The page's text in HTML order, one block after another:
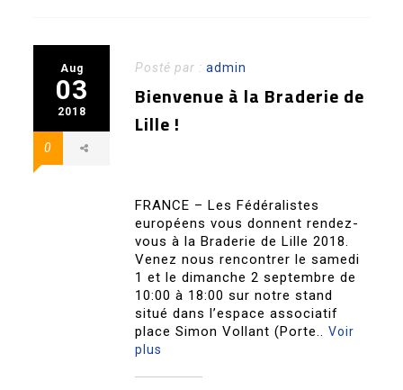
Aug
03
2018
0
Posté par :admin
Bienvenue à la Braderie de
Lille !
FRANCE – Les Fédéralistes
européens vous donnent rendez-
vous à la Braderie de Lille 2018.
Venez nous rencontrer le samedi
1 et le dimanche 2 septembre de
10:00 à 18:00 sur notre stand
situé dans l’espace associatif
place Simon Vollant (Porte..Voir
plus